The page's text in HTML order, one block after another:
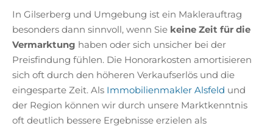
In Gilserberg und Umgebung ist ein Maklerauftrag
besonders dann sinnvoll, wenn Sie keine Zeit für die
Vermarktung haben oder sich unsicher bei der
Preisfindung fühlen. Die Honorarkosten amortisieren
sich oft durch den höheren Verkaufserlös und die
eingesparte Zeit. Als Immobilienmakler Alsfeld und
der Region können wir durch unsere Marktkenntnis
oft deutlich bessere Ergebnisse erzielen als